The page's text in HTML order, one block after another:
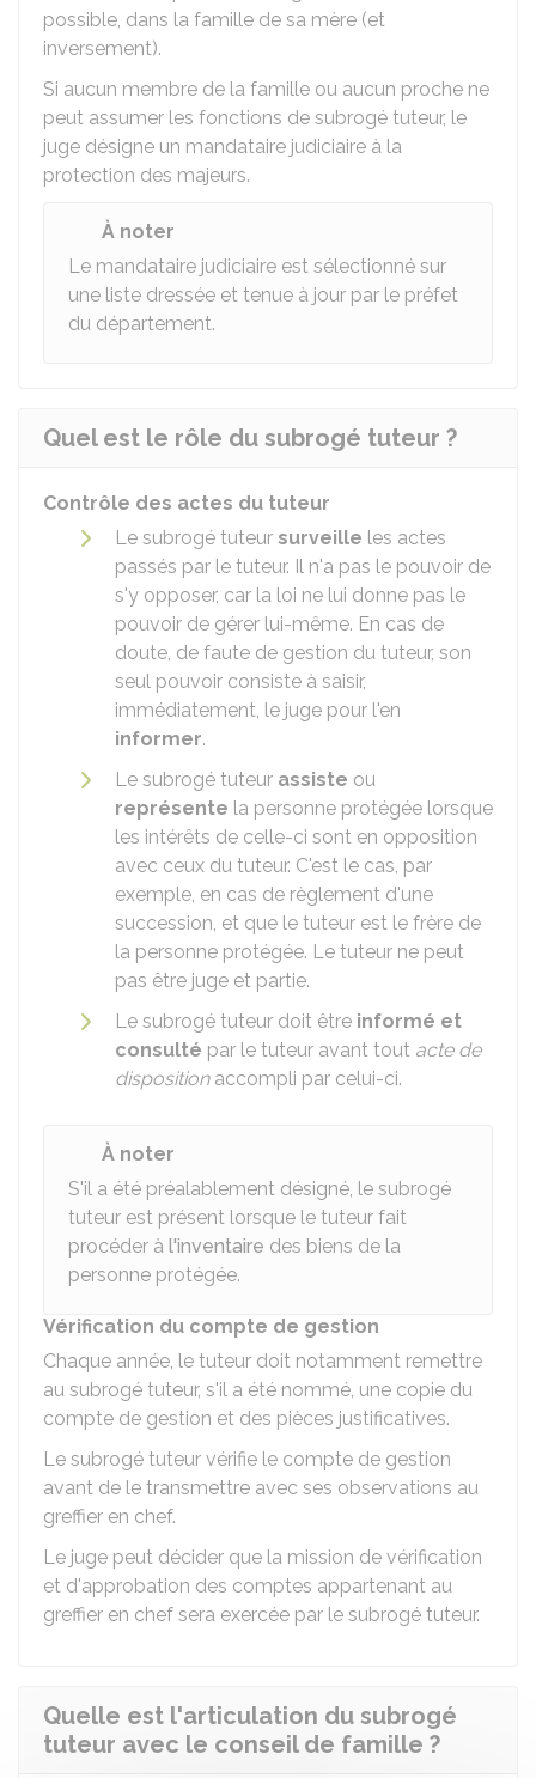
possible, dans la famille de sa mère (et
inversement).
Si aucun membre de la famille ou aucun proche ne
peut assumer les fonctions de subrogé tuteur, le
juge désigne un mandataire judiciaire à la
protection des majeurs.
À noter
Le mandataire judiciaire est sélectionné sur
une liste dressée et tenue à jour par le préfet
du département.
Quel est le rôle du subrogé tuteur ?
Contrôle des actes du tuteur
Le subrogé tuteur surveille les actes
passés par le tuteur. Il n'a pas le pouvoir de
s'y opposer, car la loi ne lui donne pas le
pouvoir de gérer lui-même. En cas de
doute, de faute de gestion du tuteur, son
seul pouvoir consiste à saisir,
immédiatement, le juge pour l'en
informer.
Le subrogé tuteur assiste ou
représente la personne protégée lorsque
les intérêts de celle-ci sont en opposition
avec ceux du tuteur. C'est le cas, par
exemple, en cas de règlement d'une
succession, et que le tuteur est le frère de
la personne protégée. Le tuteur ne peut
pas être juge et partie.
Le subrogé tuteur doit être informé et
consulté par le tuteur avant tout acte de
dispositionaccompli par celui-ci.
À noter
S'il a été préalablement désigné, le subrogé
tuteur est présent lorsque le tuteur fait
procéder à l'inventaire des biens de la
personne protégée.
Vérification du compte de gestion
Chaque année, le tuteur doit notamment remettre
au subrogé tuteur, s'il a été nommé, une copie du
compte de gestion et des pièces justificatives.
Le subrogé tuteur vérifie le compte de gestion
avant de le transmettre avec ses observations au
greffier en chef.
Le juge peut décider que la mission de vérification
et d'approbation des comptes appartenant au
greffier en chef sera exercée par le subrogé tuteur.
Quelle est l'articulation du subrogé
tuteur avec le conseil de famille ?